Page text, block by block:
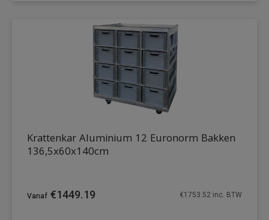
Krattenkar Aluminium 12 Euronorm Bakken
136,5x60x140cm
€1449.19 €1753.52 inc. BTW